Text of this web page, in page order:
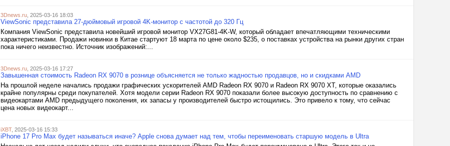
3Dnews.ru , 2025-03-16 18:03
ViewSonic представила 27-дюймовый игровой 4K-монитор с частотой до 320 Гц
Компания ViewSonic представила новейший игровой монитор VX27G81-4K-W, который обладает впечатляющими техническими
характеристиками. Продажи новинки в Китае стартуют 18 марта по цене около $235, о поставках устройства на рынки других стран
пока ничего неизвестно. Источник изображений:...
3Dnews.ru , 2025-03-16 17:27
Завышенная стоимость Radeon RX 9070 в рознице объясняется не только жадностью продавцов, но и скидками AMD
На прошлой неделе начались продажи графических ускорителей AMD Radeon RX 9070 и Radeon RX 9070 XT, которые оказались
крайне популярны среди покупателей. Хотя модели серии Radeon RX 9070 показали более высокую доступность по сравнению с
видеокартами AMD предыдущего поколения, их запасы у производителей быстро истощились. Это привело к тому, что сейчас
цена новых видеокарт...
iXBT, 2025-03-16 15:33
iPhone 17 Pro Max будет называться иначе? Apple снова думает над тем, чтобы переименовать старшую модель в Ultra